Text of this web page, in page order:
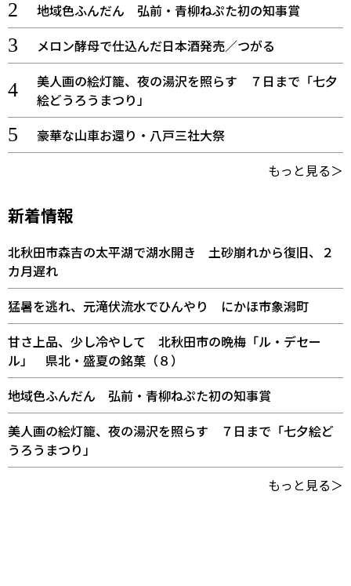
地域色ふんだん 弘前・青柳ねぷた初の知事賞
メロン酵母で仕込んだ日本酒発売／つがる
美人画の絵灯籠、夜の湯沢を照らす ７日まで「七夕
絵どうろうまつり」
豪華な山車お還り・八戸三社大祭
もっと見る＞
新着情報
北秋田市森吉の太平湖で湖水開き 土砂崩れから復旧、２
カ月遅れ
猛暑を逃れ、元滝伏流水でひんやり にかほ市象潟町
甘さ上品、少し冷やして 北秋田市の晩梅「ル・デセー
ル」 県北・盛夏の銘菓（８）
地域色ふんだん 弘前・青柳ねぷた初の知事賞
美人画の絵灯籠、夜の湯沢を照らす ７日まで「七夕絵ど
うろうまつり」
もっと見る＞